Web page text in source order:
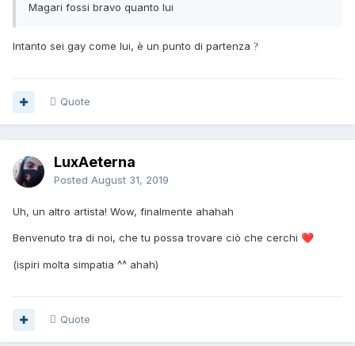
Magari fossi bravo quanto lui
Intanto sei gay come lui, è un punto di partenza ?
Quote
LuxAeterna
Posted August 31, 2019
Uh, un altro artista! Wow, finalmente ahahah
Benvenuto tra di noi, che tu possa trovare ciò che cerchi ❤️
(ispiri molta simpatia ^^ ahah)
Quote